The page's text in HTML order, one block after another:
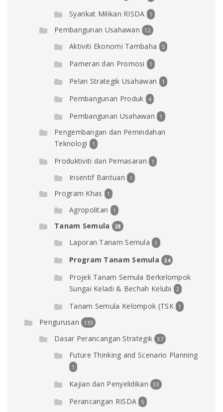
Syarikat Milikan RISDA 1
Pembangunan Usahawan 12
Aktiviti Ekonomi Tambaha 5
Pameran dan Promosi 1
Pelan Strategik Usahawan 1
Pembangunan Produk 4
Pembangunan Usahawan 1
Pengembangan dan Pemindahan
Teknologi
1
Produktiviti dan Pemasaran 1
Insentif Bantuan 1
Program Khas 1
Agropolitan 1
Tanam Semula 28
Laporan Tanam Semula 1
Program Tanam Semula 24
Projek Tanam Semula Berkelompok
Sungai Keladi & Bechah Kelubi
2
Tanam Semula Kelompok (TSK 1
Pengurusan 133
Dasar Perancangan Strategik 37
Future Thinking and Scenario Planning
1
Kajian dan Penyelidikan 33
Perancangan RISDA 5